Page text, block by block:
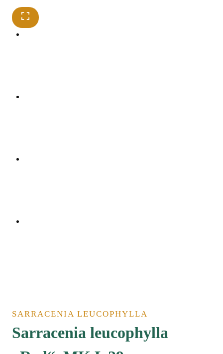
SARRACENIA LEUCOPHYLLA
Sarracenia leucophylla